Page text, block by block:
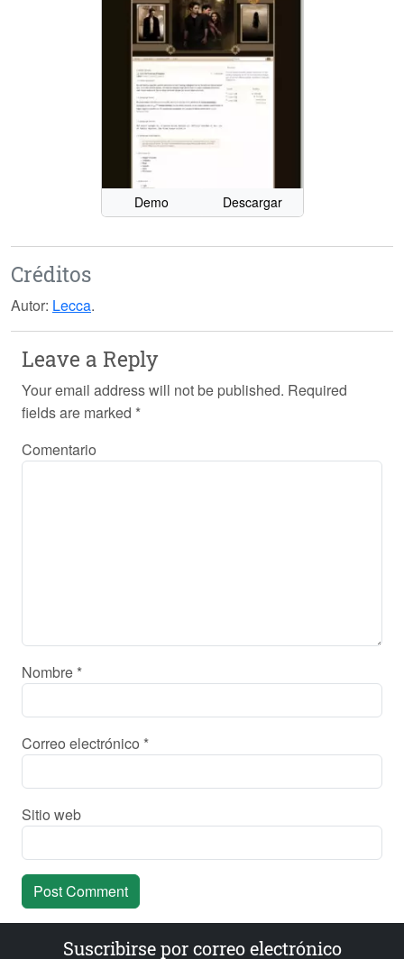
Demo Descargar
Créditos
Autor: Lecca.
Leave a Reply
Your email address will not be published. Required
fields are marked *
Comentario
Nombre *
Correo electrónico *
Sitio web
Suscribirse por correo electrónico